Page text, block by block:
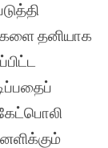
தனியாக